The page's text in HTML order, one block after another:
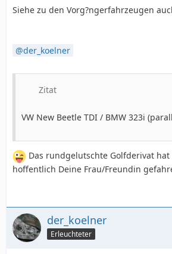
Siehe zu den Vorg?ngerfahrzeugen
der_koelner
Zitat
VW New Beetle TDI / BMW 323i
Das rundgelutschte Golfderivat hat
hoffentlich Deine Frau/Freundin
der_koelner
Erleuchteter